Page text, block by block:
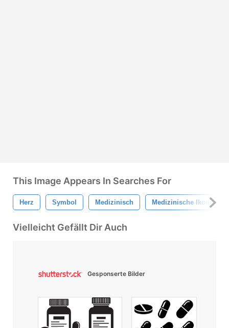
This Image Appears In Searches For
Herz Symbol Medizinisch Medizinische Ikone
Vielleicht Gefällt Dir Auch
Gesponserte Bilder